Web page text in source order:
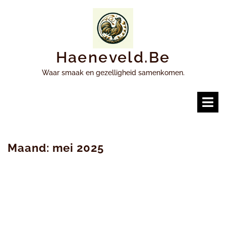
Haeneveld.be
Waar smaak en gezelligheid samenkomen.
Maand: mei 2025